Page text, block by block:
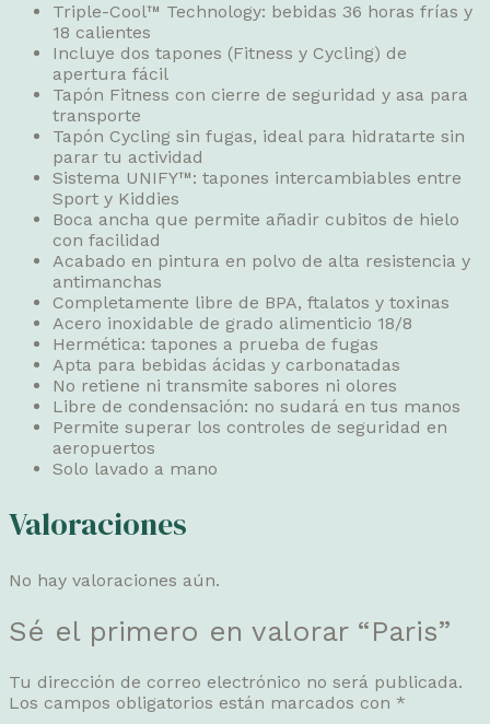
Triple-Cool™ Technology: bebidas 36 horas frías y
18 calientes
Incluye dos tapones (Fitness y Cycling) de
apertura fácil
Tapón Fitness con cierre de seguridad y asa para
transporte
Tapón Cycling sin fugas, ideal para hidratarte sin
parar tu actividad
Sistema UNIFY™: tapones intercambiables entre
Sport y Kiddies
Boca ancha que permite añadir cubitos de hielo
con facilidad
Acabado en pintura en polvo de alta resistencia y
antimanchas
Completamente libre de BPA, ftalatos y toxinas
Acero inoxidable de grado alimenticio 18/8
Hermética: tapones a prueba de fugas
Apta para bebidas ácidas y carbonatadas
No retiene ni transmite sabores ni olores
Libre de condensación: no sudará en tus manos
Permite superar los controles de seguridad en
aeropuertos
Solo lavado a mano
Valoraciones
No hay valoraciones aún.
Sé el primero en valorar “Paris”
Tu dirección de correo electrónico no será publicada.
Los campos obligatorios están marcados con *